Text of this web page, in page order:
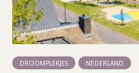
DROOMPLEKJES NEDERLAND